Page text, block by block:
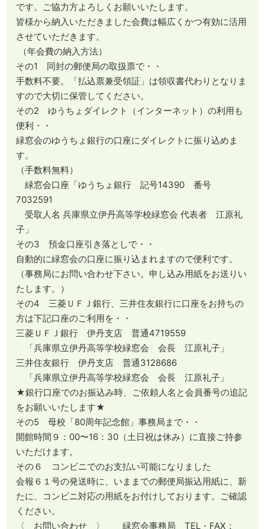
です。ご協力方よろしくお願いいたします。
皆様から納入いただきました会費は幅広くかつ有効に活用
させていただきます。
（年会費の納入方法）
その1 同封の郵便局の取扱票で・・
手数料不要。「払込票兼受領証」は領収書代わりとなりま
すので大切に保管してください。
その2 ゆうちょダイレクト（インターネット）の利用も
便利・・
緑窓会のゆうちょ銀行の口座にダイレクトに振り込めま
す。
（手数料無料）
緑窓会口座「ゆうちょ銀行 記号14390 番号
7032591
受取人名 兵庫県立伊丹高等学校緑窓会 代表者 江原礼
子」
その3 預金口座引き落としで・・
自動的に緑窓会の口座に振り込まれますので便利です。
（事務局にお問い合わせ下さい。申し込み用紙をお送りい
たします。）
その4 三菱ＵＦＪ銀行、三井住友銀行に口座をお持ちの
方は下記口座のご利用を・・
三菱ＵＦＪ銀行 伊丹支店 普通4719559
「兵庫県立伊丹高等学校緑窓会 会長 江原礼子」
三井住友銀行 伊丹支店 普通3128686
「兵庫県立伊丹高等学校緑窓会 会長 江原礼子」
★銀行口座でのお振込み時、ご依頼人名と会員番号の追記
をお願いいたします★
その5 母校「80周年記念館」事務局まで・・
開館時間９：00〜16：30（土日祝は休み）に直接ご持参
いただけます。
その６ コンビニでのお支払い可能になりました
会報６１号の発送時に、いままでの郵便局振込用紙に、新
たに、コンビニ対応の用紙をお付けしております。ご確認
ください。
〈 お問い合わせ 〉 緑窓会事務局 TEL・FAX：